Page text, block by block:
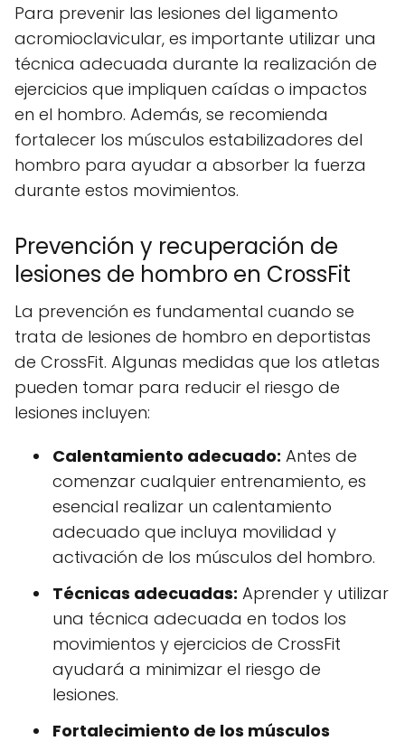
Para prevenir las lesiones del ligamento
acromioclavicular, es importante utilizar una
técnica adecuada durante la realización de
ejercicios que impliquen caídas o impactos
en el hombro. Además, se recomienda
fortalecer los músculos estabilizadores del
hombro para ayudar a absorber la fuerza
durante estos movimientos.
Prevención y recuperación de
lesiones de hombro en CrossFit
La prevención es fundamental cuando se
trata de lesiones de hombro en deportistas
de CrossFit. Algunas medidas que los atletas
pueden tomar para reducir el riesgo de
lesiones incluyen:
Calentamiento adecuado: Antes de
comenzar cualquier entrenamiento, es
esencial realizar un calentamiento
adecuado que incluya movilidad y
activación de los músculos del hombro.
Técnicas adecuadas: Aprender y utilizar
una técnica adecuada en todos los
movimientos y ejercicios de CrossFit
ayudará a minimizar el riesgo de
lesiones.
Fortalecimiento de los músculos